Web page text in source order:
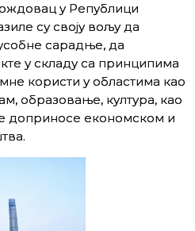
у Републици
су своју вољу да
сарадње, да
у складу са принципима
користи у областима као
образовање, култура, као
доприносе економском и